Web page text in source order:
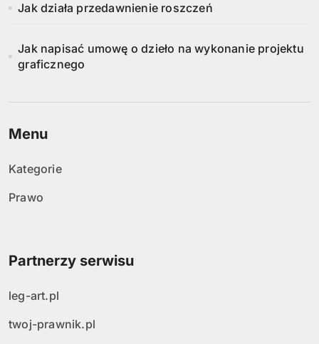
Jak działa przedawnienie roszczeń
Jak napisać umowę o dzieło na wykonanie projektu
graficznego
Menu
Kategorie
Prawo
Partnerzy serwisu
leg-art.pl
twoj-prawnik.pl